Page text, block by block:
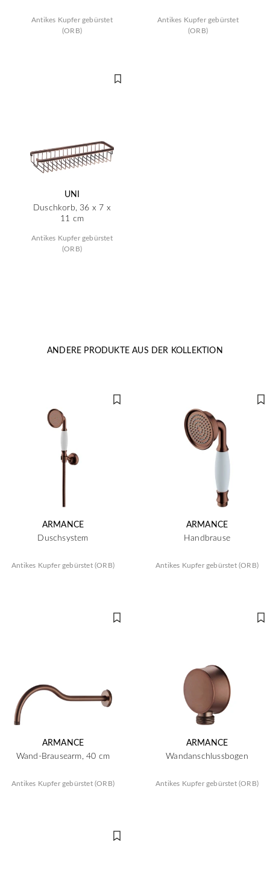
Antikes Kupfer gebürstet
(ORB)
Antikes Kupfer gebürstet
(ORB)
UNI
Duschkorb, 36 x 7 x
11 cm
Antikes Kupfer gebürstet
(ORB)
ANDERE PRODUKTE AUS DER KOLLEKTION
ARMANCE
Duschsystem
Antikes Kupfer gebürstet (ORB)
ARMANCE
Handbrause
Antikes Kupfer gebürstet (ORB)
ARMANCE
Wand-Brausearm, 40 cm
Antikes Kupfer gebürstet (ORB)
ARMANCE
Wandanschlussbogen
Antikes Kupfer gebürstet (ORB)